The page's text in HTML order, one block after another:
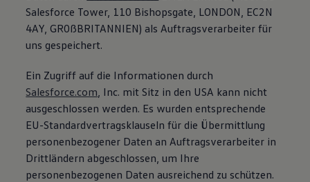
Salesforce Tower, 110 Bishopsgate, LONDON, EC2N
4AY, GR0ßBRITANNIEN) als Auftragsverarbeiter für
uns gespeichert.
Ein Zugriff auf die Informationen durch
Salesforce.com, Inc. mit Sitz in den USA kann nicht
ausgeschlossen werden. Es wurden entsprechende
EU-Standardvertragsklauseln für die Übermittlung
personenbezogener Daten an Auftragsverarbeiter in
Drittländern abgeschlossen, um Ihre
personenbezogenen Daten ausreichend zu schützen.